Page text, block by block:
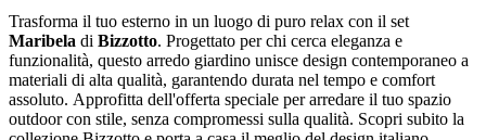
Trasforma il tuo esterno in un luogo di puro relax con il set
Maribela di Bizzotto. Progettato per chi cerca eleganza e
funzionalità, questo arredo giardino unisce design contemporaneo a
materiali di alta qualità, garantendo durata nel tempo e comfort
assoluto. Approfitta dell'offerta speciale per arredare il tuo spazio
outdoor con stile, senza compromessi sulla qualità. Scopri subito la